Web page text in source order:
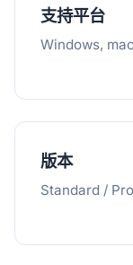
支持平台
Windows,
版本
Standard /